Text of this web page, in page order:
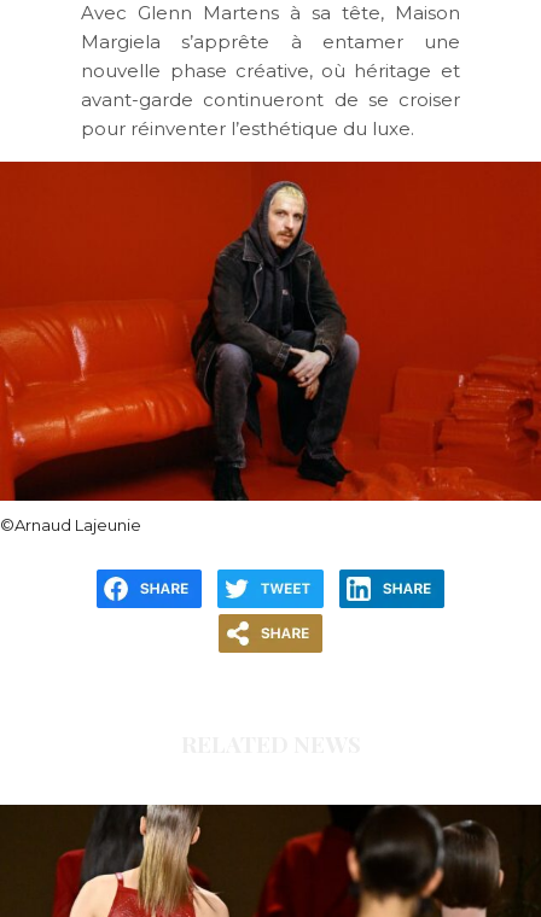
Avec Glenn Martens à sa tête, Maison
Margiela s’apprête à entamer une
nouvelle phase créative, où héritage et
avant-garde continueront de se croiser
pour réinventer l’esthétique du luxe.
©Arnaud Lajeunie